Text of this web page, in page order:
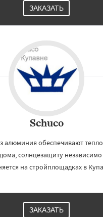
ЗАКАЗАТЬ
Schuco
алюминия обеспечивают
солнцезащиту
на стройплощадках в
ЗАКАЗАТЬ